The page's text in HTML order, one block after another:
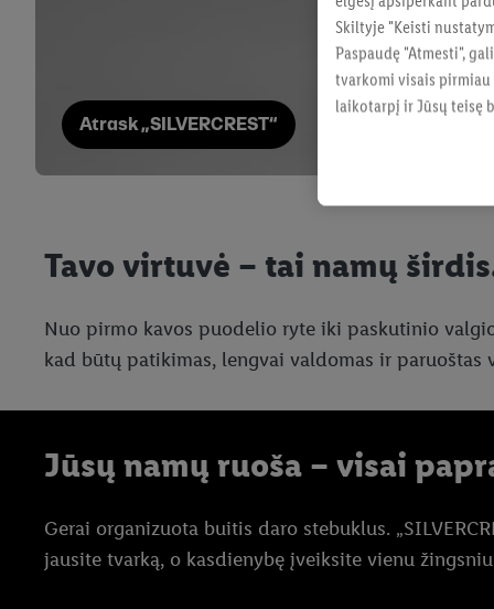
Atrask „SILVERCREST“
Tavo virtuvė – tai namų
Nuo pirmo kavos puodelio ryte iki paskutinio
kad būtų patikimas, lengvai valdomas ir paruoštas
Jūsų namų ruoša – visai
Gerai organizuota buitis daro stebuklus.
jausite tvarką, o kasdienybę įveiksite vienu
Skiltyje "Keisti
Paspaudę "Atmesti",
tvarkomi visais
laikotarpį ir Jūsų teisę